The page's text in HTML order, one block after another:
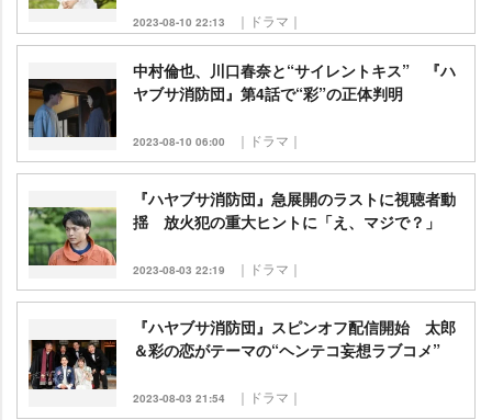
2023-08-10 22:13 ｜ドラマ｜
中村倫也、川口春奈と“サイレントキス” 『ハ
ヤブサ消防団』第4話で“彩”の正体判明
2023-08-10 06:00 ｜ドラマ｜
『ハヤブサ消防団』急展開のラストに視聴者動
揺 放火犯の重大ヒントに「え、マジで？」
2023-08-03 22:19 ｜ドラマ｜
『ハヤブサ消防団』スピンオフ配信開始 太郎
＆彩の恋がテーマの“ヘンテコ妄想ラブコメ”
2023-08-03 21:54 ｜ドラマ｜